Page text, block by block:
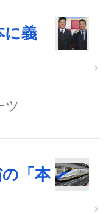
に義
ツ
「本